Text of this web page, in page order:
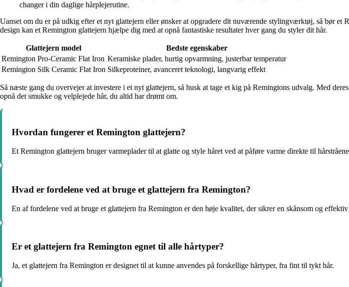
changer i din daglige hårplejerutine.
Uanset om du er på udkig efter et nyt glattejern eller ønsker at opgradere dit nuværende stylingværktøj, så bør
design kan et Remington glattejern hjælpe dig med at opnå fantastiske resultater hver gang du styler dit hår.
Glattejern model
Bedste egenskaber
Remington Pro-Ceramic Flat Iron Keramiske plader, hurtig opvarmning, justerbar temperatur
Remington Silk Ceramic Flat Iron Silkeproteiner, avanceret teknologi, langvarig effekt
Så næste gang du overvejer at investere i et nyt glattejern, så husk at tage et kig på Remingtons udvalg. Med
opnå det smukke og velplejede hår, du altid har drømt om.
Hvordan fungerer et Remington glattejern?
Et Remington glattejern bruger varmeplader til at glatte og style håret ved at påføre varme direkte til
Hvad er fordelene ved at bruge et glattejern fra Remington?
En af fordelene ved at bruge et glattejern fra Remington er den høje kvalitet, der sikrer en skånsom og
Er et glattejern fra Remington egnet til alle hårtyper?
Ja, et glattejern fra Remington er designet til at kunne anvendes på forskellige hårtyper, fra fint til tykt hår.